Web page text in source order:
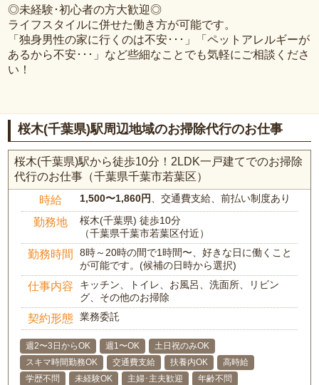
◎未経験･初心者の方大歓迎◎
ライフスタイルに併せた働き方が可能です。
「独身男性の家に行くのは不安･･･」「ペットアレルギーが
あるから不安･･･」など些細なことでも気軽にご相談くださ
い！
桜木(千葉県)駅周辺地域のお掃除代行のお仕事
桜木(千葉県)駅から徒歩10分！2LDK一戸建てでのお掃除
代行のお仕事（千葉県千葉市若葉区）
時給 1,500〜1,860円、交通費支給、前払い制度あり
勤務地
桜木(千葉県) 徒歩10分
（千葉県千葉市若葉区付近）
勤務時間
8時～20時の間で1時間〜、好きな日に働くこと
が可能です。(候補の日時から選択)
仕事内容
キッチン、トイレ、お風呂、洗面所、リビン
グ、その他のお掃除
契約形態 業務委託
週2〜3日からOK 週1〜OK
土日祝のみOK
スキマ時間勤務OK
交通費支給 扶養内OK
高時給
学歴不問
未経験OK 主婦･主夫歓迎
年齢不問